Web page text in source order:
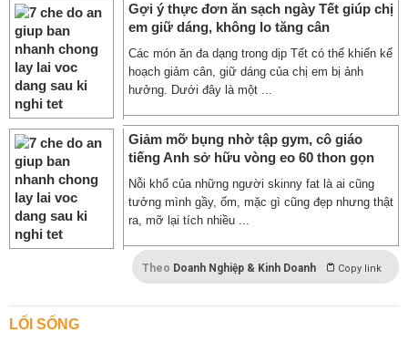
Gợi ý thực đơn ăn sạch ngày Tết giúp chị
em giữ dáng, không lo tăng cân
Các món ăn đa dạng trong dịp Tết có thể khiến kế
hoạch giảm cân, giữ dáng của chị em bị ảnh
hưởng. Dưới đây là một ...
Giảm mỡ bụng nhờ tập gym, cô giáo
tiếng Anh sở hữu vòng eo 60 thon gọn
Nỗi khổ của những người skinny fat là ai cũng
tưởng mình gầy, ốm, mặc gì cũng đẹp nhưng thật
ra, mỡ lại tích nhiều ...
Theo Doanh Nghiệp & Kinh Doanh Copy link
LỐI SỐNG